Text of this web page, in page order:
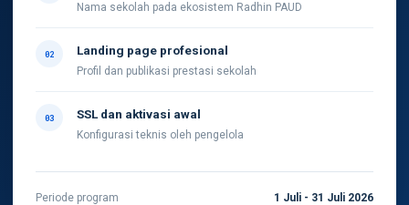
Nama sekolah pada ekosistem Radhin PAUD
02 Landing page profesional
Profil dan publikasi prestasi sekolah
03 SSL dan aktivasi awal
Konfigurasi teknis oleh pengelola
Periode program 1 Juli - 31 Juli 2026